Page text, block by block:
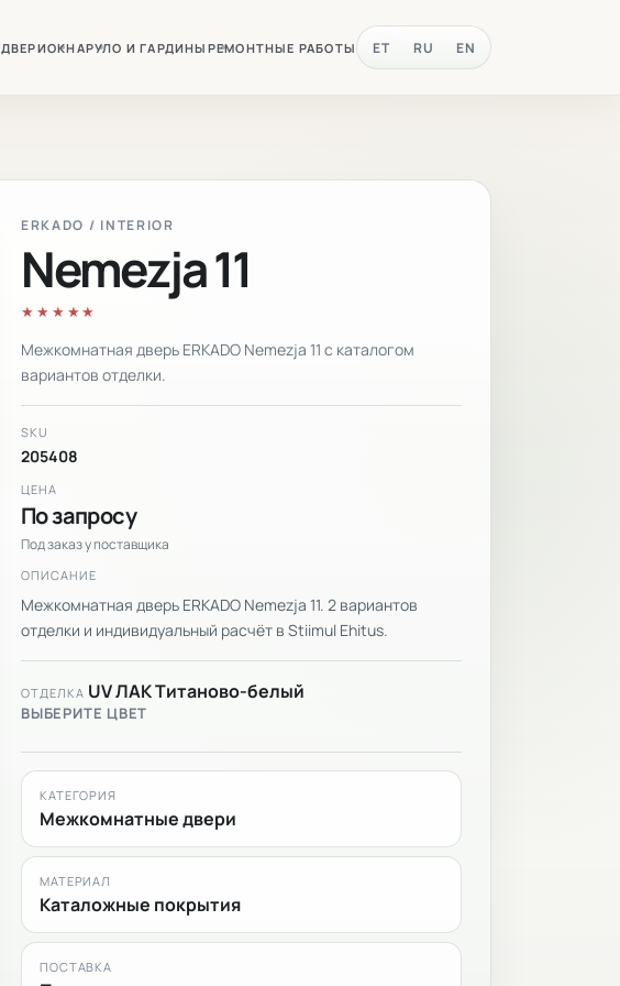
ДВЕРИОКНАРУЛО И ГАРДИНЫ РЕМОНТНЫЕ РАБОТЫ ET RU EN
ERKADO / INTERIOR
Nemezja 11
★★★★★
Межкомнатная дверь ERKADO Nemezja 11 с каталогом
вариантов отделки.
SKU
205408
ЦЕНА
По запросу
Под заказ у поставщика
ОПИСАНИЕ
Межкомнатная дверь ERKADO Nemezja 11. 2 вариантов
отделки и индивидуальный расчёт в Stiimul Ehitus.
ОТДЕЛКА UV ЛАК Титаново-белый
ВЫБЕРИТЕ ЦВЕТ
КАТЕГОРИЯ
Межкомнатные двери
МАТЕРИАЛ
Каталожные покрытия
ПОСТАВКА